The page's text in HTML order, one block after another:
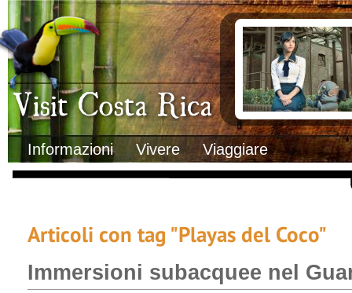
Visit Costa Rica
Informazioni Vivere Viaggiare
Clima
Geografia
Informazioni Geografiche
Letteratura e cultura
Gastronomia
Lo sapevi che
Musica
Natura
Storia
Trasporti Interni
Documenti
Italiani in Costa
L’ambasciata
Opportunità
Articoli con tag "Playas del Coco"
Immersioni subacquee nel